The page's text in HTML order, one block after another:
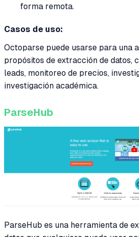
forma remota.
Casos de uso:
Octoparse puede usarse para una
propósitos de extracción de datos,
leads, monitoreo de precios,
investigación académica.
ParseHub
ParseHub es una herramienta de